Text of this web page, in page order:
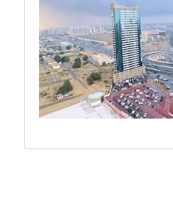
over the finish line
with limited stress -
which isn't always a
foregone outcome
for foreigners
operating in an
unfamiliar legal
system. After the
deal closed, he was